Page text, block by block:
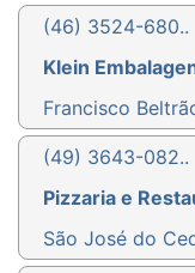
(46) 3524-680..
Klein
Francisco
(49) 3643-082..
Pizzaria e
São José do